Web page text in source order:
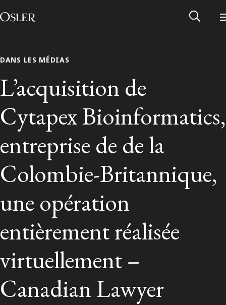
Passer au contenu
Main Navigation
Contactez-nous
ENGLISH
S’abonner aux articles Osler
S’abonner
DANS LES MÉDIAS
L’acquisition de
Cytapex Bioinformatics,
entreprise de de la
Colombie-Britannique,
une opération
entièrement réalisée
virtuellement –
Canadian Lawyer